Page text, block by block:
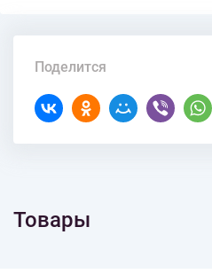
Поделится
Товары